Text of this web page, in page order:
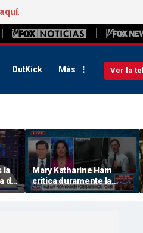
.
OutKick Más Ver la
la
de
Mary Katharine Ham
critica duramente la
propuesta electoral
radical de un profesor